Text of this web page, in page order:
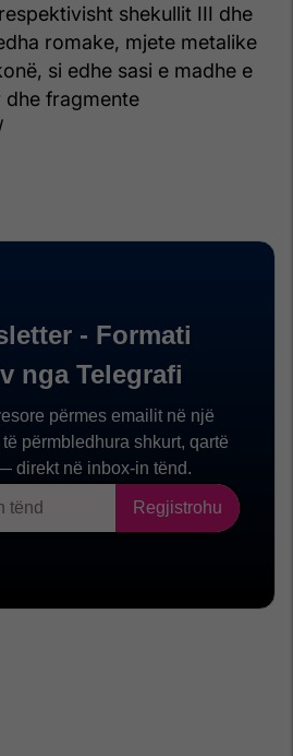
shekullit III dhe
romake, mjete metalike
si edhe sasi e madhe e
fragmente